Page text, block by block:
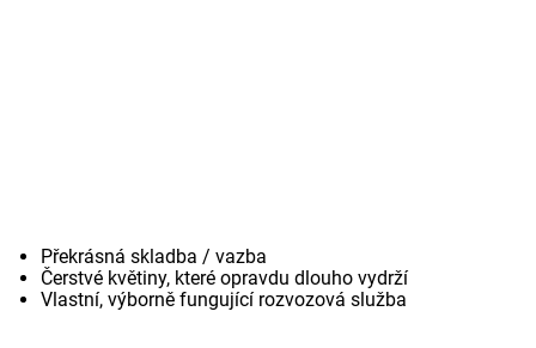
Překrásná skladba / vazba
Čerstvé květiny, které opravdu dlouho vydrží
Vlastní, výborně fungující rozvozová služba